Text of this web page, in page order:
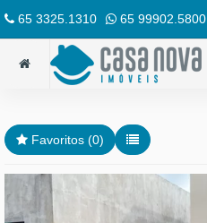
65 3325.1310 65 99902.5800
Favoritos (0)